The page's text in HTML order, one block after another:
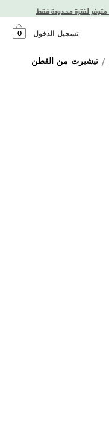
تسجيل الدخول 0
/ تيشيرت من القطن